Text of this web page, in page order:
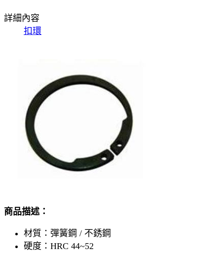
詳細內容
扣環
商品描述：
材質：彈簧鋼 / 不銹鋼
硬度：HRC 44~52